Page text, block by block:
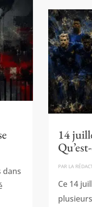
dans
14
PAR LA
Ce 14